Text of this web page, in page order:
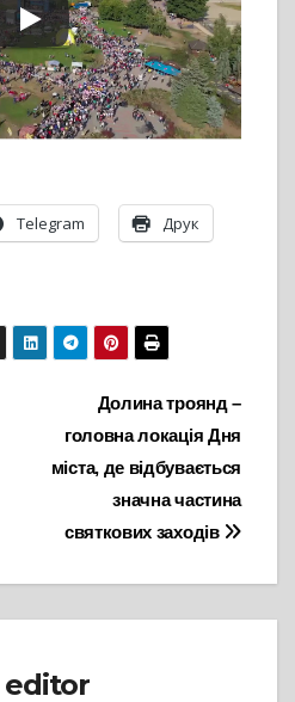
Telegram Друк
Долина троянд –
головна локація Дня
міста, де відбувається
значна частина
святкових заходів
editor